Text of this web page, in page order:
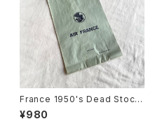
France 1950's Dead Stock
"AIR FRANCE" Paper Bag
¥980